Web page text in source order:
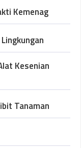
Kemenag
Kesenian
Tanaman